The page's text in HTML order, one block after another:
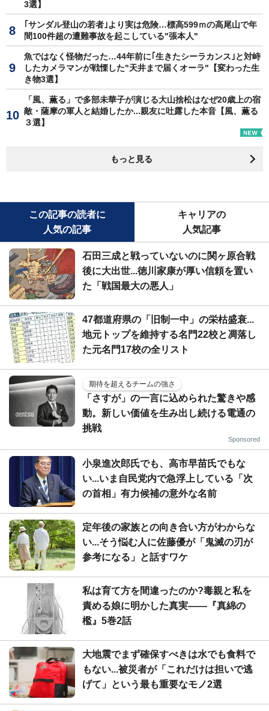
3選】
｢サンダル登山の若者｣より実は危険…標高599ｍの高尾山で年
間100件超の遭難事故を起こしている"張本人"
魚ではなく怪物だった…44年前に｢生きたシーラカンス｣と対峙
したカメラマンが戦慄した"天井まで届くオーラ"【変わった生
き物3選】
「風、薫る」で多部未華子が演じる大山捨松はなぜ20歳上の宿
敵・薩摩の軍人と結婚したか...親友に吐露した本音【風、薫る
３選】
もっと見る
この記事の読者に
人気の記事
キャリアの
人気記事
石田三成と戦っていないのに関ヶ原合戦
後に大出世...徳川家康が厚い信頼を置い
た「戦国最大の悪人」
47都道府県の「旧制一中」の栄枯盛衰...
地元トップを維持する名門22校と凋落し
た元名門17校の全リスト
期待を超えるチームの強さ
「さすが」の一言に込められた驚きや感
動。新しい価値を生み出し続ける電通の
挑戦
Sponsored
小泉進次郎氏でも、高市早苗氏でもな
い...いま自民党内で急浮上している「次
の首相」有力候補の意外な名前
定年後の家族との向き合い方がわからな
い...そう悩む人に佐藤優が「鬼滅の刃が
参考になる」と話すワケ
私は育て方を間違ったのか?毒親と私を
責める娘に明かした真実――『真綿の
檻』5巻2話
大地震でまず確保すべきは水でも食料で
もない...被災者が「これだけは担いで逃
げて」という最も重要なモノ2選